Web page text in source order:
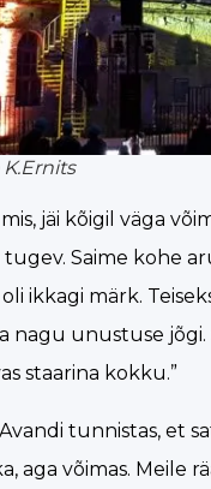
jäi kõigil väga
Saime kohe
oli ikkagi märk.
unustuse
staarina kokku.”
tunnistas, et
aga võimas. Meile